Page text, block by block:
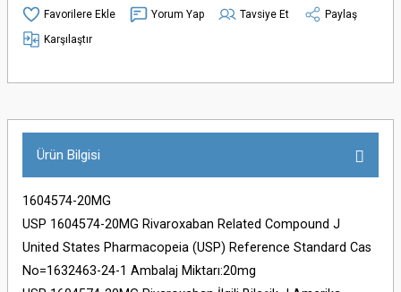
Yorum Yap Tavsiye Et
Paylaş
Karşılaştır
Ürün Bilgisi
1604574-20MG
USP 1604574-20MG Rivaroxaban Related Compound J
United States Pharmacopeia (USP) Reference Standard Cas
No=1632463-24-1 Ambalaj Miktarı:20mg